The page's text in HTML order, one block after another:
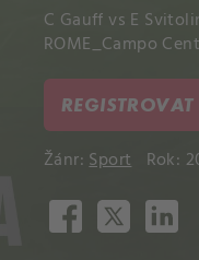
C Gauff vs E
ROME_Campo
REGISTROVAT
Žánr:Sport Rok: